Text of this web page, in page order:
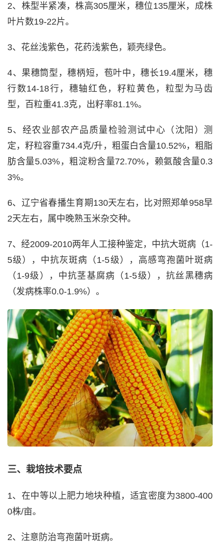
2、株型半紧凑，株高305厘米，穗位135厘米，成株
叶片数19-22片。
3、花丝浅紫色，花药浅紫色，颖壳绿色。
4、果穗筒型，穗柄短，苞叶中，穗长19.4厘米，穗
行数14-18行，穗轴红色，籽粒黄色，粒型为马齿
型，百粒重41.3克，出籽率81.1%。
5、经农业部农产品质量检验测试中心（沈阳）测
定，籽粒容重734.4克/升，粗蛋白含量10.52%，粗脂
肪含量5.03%，粗淀粉含量72.70%，赖氨酸含量0.3
3%。
6、辽宁省春播生育期130天左右，比对照郑单958早
2天左右，属中晚熟玉米杂交种。
7、经2009-2010两年人工接种鉴定，中抗大斑病（1-
5级），中抗灰斑病（1-5级），高感弯孢菌叶斑病
（1-9级），中抗茎基腐病（1-5级），抗丝黑穗病
（发病株率0.0-1.9%）。
三、栽培技术要点
1、在中等以上肥力地块种植，适宜密度为3800-400
0株/亩。
2、注意防治弯孢菌叶斑病。